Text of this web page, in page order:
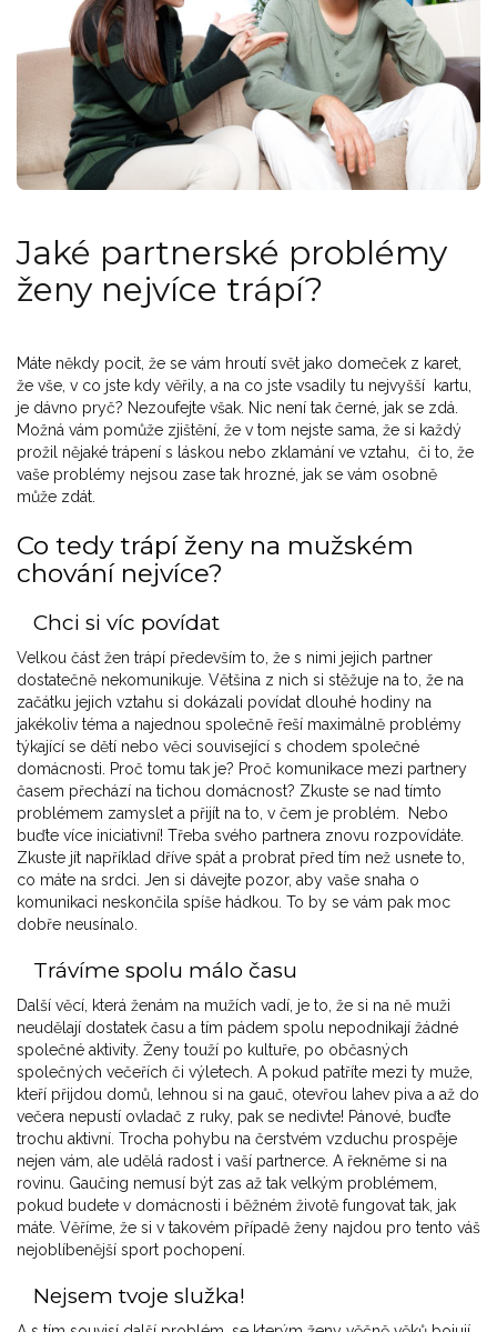
Jaké partnerské problémy
ženy nejvíce trápí?
Máte někdy pocit, že se vám hroutí svět jako domeček z karet,
že vše, v co jste kdy věřily, a na co jste vsadily tu nejvyšší kartu,
je dávno pryč? Nezoufejte však. Nic není tak černé, jak se zdá.
Možná vám pomůže zjištění, že v tom nejste sama, že si každý
prožil nějaké trápení s láskou nebo zklamání ve vztahu, či to, že
vaše problémy nejsou zase tak hrozné, jak se vám osobně
může zdát.
Co tedy trápí ženy na mužském
chování nejvíce?
Chci si víc povídat
Velkou část žen trápí především to, že s nimi jejich partner
dostatečně nekomunikuje. Většina z nich si stěžuje na to, že na
začátku jejich vztahu si dokázali povídat dlouhé hodiny na
jakékoliv téma a najednou společně řeší maximálně problémy
týkající se dětí nebo věci související s chodem společné
domácnosti. Proč tomu tak je? Proč komunikace mezi partnery
časem přechází na tichou domácnost? Zkuste se nad tímto
problémem zamyslet a přijít na to, v čem je problém. Nebo
buďte více iniciativní! Třeba svého partnera znovu rozpovídáte.
Zkuste jít například dříve spát a probrat před tím než usnete to,
co máte na srdci. Jen si dávejte pozor, aby vaše snaha o
komunikaci neskončila spíše hádkou. To by se vám pak moc
dobře neusínalo.
Trávíme spolu málo času
Další věcí, která ženám na mužích vadí, je to, že si na ně muži
neudělají dostatek času a tím pádem spolu nepodnikají žádné
společné aktivity. Ženy touží po kultuře, po občasných
společných večeřích či výletech. A pokud patříte mezi ty muže,
kteří přijdou domů, lehnou si na gauč, otevřou lahev piva a až do
večera nepustí ovladač z ruky, pak se nedivte! Pánové, buďte
trochu aktivní. Trocha pohybu na čerstvém vzduchu prospěje
nejen vám, ale udělá radost i vaší partnerce. A řekněme si na
rovinu. Gaučing nemusí být zas až tak velkým problémem,
pokud budete v domácnosti i běžném životě fungovat tak, jak
máte. Věříme, že si v takovém případě ženy najdou pro tento váš
nejoblíbenější sport pochopení.
Nejsem tvoje služka!